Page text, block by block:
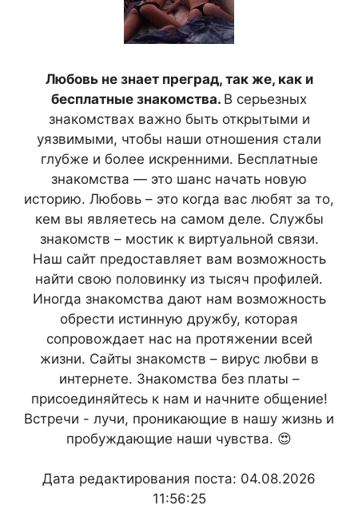
Любовь не знает преград, так же, как и
бесплатные знакомства. В серьезных
знакомствах важно быть открытыми и
уязвимыми, чтобы наши отношения стали
глубже и более искренними. Бесплатные
знакомства — это шанс начать новую
историю. Любовь – это когда вас любят за то,
кем вы являетесь на самом деле. Службы
знакомств – мостик к виртуальной связи.
Наш сайт предоставляет вам возможность
найти свою половинку из тысяч профилей.
Иногда знакомства дают нам возможность
обрести истинную дружбу, которая
сопровождает нас на протяжении всей
жизни. Сайты знакомств – вирус любви в
интернете. Знакомства без платы –
присоединяйтесь к нам и начните общение!
Встречи - лучи, проникающие в нашу жизнь и
пробуждающие наши чувства. 😍
Дата редактирования поста: 04.08.2026
11:56:25